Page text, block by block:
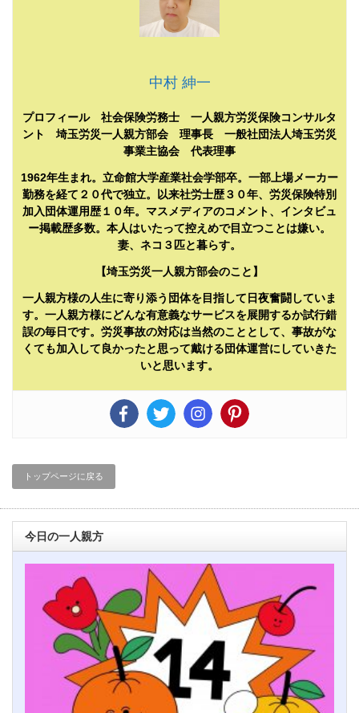
中村 紳一
プロフィール 社会保険労務士 一人親方労災保険コンサルタ
ント 埼玉労災一人親方部会 理事長 一般社団法人埼玉労災
事業主協会 代表理事
1962年生まれ。立命館大学産業社会学部卒。一部上場メーカー
勤務を経て２０代で独立。以来社労士歴３０年、労災保険特別
加入団体運用歴１０年。マスメディアのコメント、インタビュ
ー掲載歴多数。本人はいたって控えめで目立つことは嫌い。
妻、ネコ３匹と暮らす。
【埼玉労災一人親方部会のこと】
一人親方様の人生に寄り添う団体を目指して日夜奮闘していま
す。一人親方様にどんな有意義なサービスを展開するか試行錯
誤の毎日です。労災事故の対応は当然のこととして、事故がな
くても加入して良かったと思って戴ける団体運営にしていきた
いと思います。
トップページに戻る
今日の一人親方